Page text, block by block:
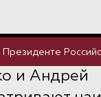
Президенте
и Андрей